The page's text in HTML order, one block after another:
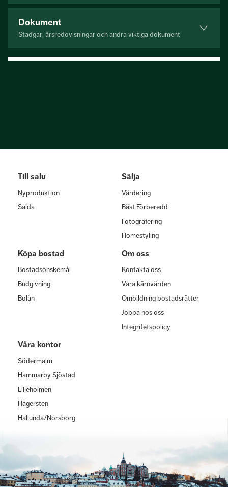
Dokument
Stadgar, årsredovisningar och andra viktiga dokument
Till salu
Nyproduktion
Sålda
Sälja
Värdering
Bäst Förberedd
Fotografering
Homestyling
Köpa bostad
Bostadsönskemål
Budgivning
Bolån
Om oss
Kontakta oss
Våra kärnvärden
Ombildning bostadsrätter
Jobba hos oss
Integritetspolicy
Våra kontor
Södermalm
Hammarby Sjöstad
Liljeholmen
Hägersten
Hallunda/Norsborg